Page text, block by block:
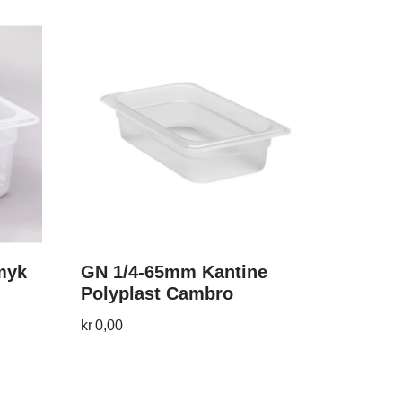
GN 1/4-65mm Kantine
Polyplast Cambro
kr0,00